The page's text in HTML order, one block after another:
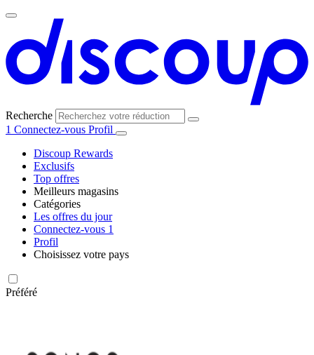
Recherche
1 Connectez-vous Profil
Discoup Rewards
Exclusifs
Top offres
Meilleurs magasins
AliExpress
Catégories
Les offres du jour
Connectez-vous 1
Profil
Choisissez votre pays
Préféré